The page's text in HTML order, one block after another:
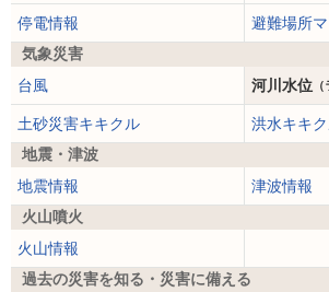
停電情報
避難場所
気象災害
台風
河川水位
土砂災害キキクル
洪水キキ
地震・津波
地震情報
津波情報
火山噴火
火山情報
過去の災害を知る・災害に備える